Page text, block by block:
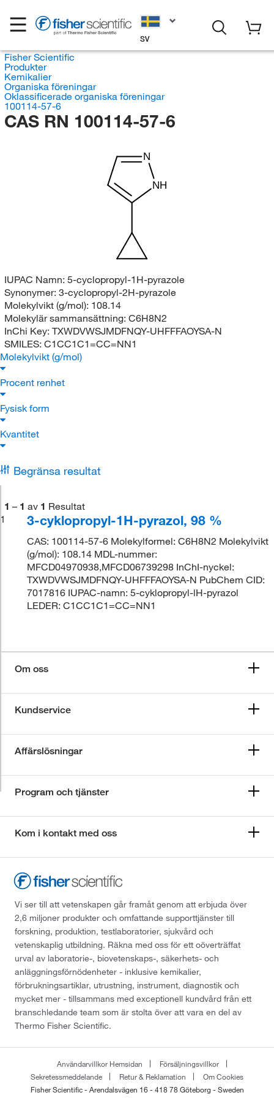
SV
Fisher Scientific
Produkter
Kemikalier
Organiska föreningar
Oklassificerade organiska föreningar
100114-57-6
CAS RN 100114-57-6
N
NH
IUPAC Namn: 5-cyclopropyl-1H-pyrazole
Synonymer: 3-cyclopropyl-2H-pyrazole
Molekylvikt (g/mol): 108.14
Molekylär sammansättning: C6H8N2
InChi Key: TXWDVWSJMDFNQY-UHFFFAOYSA-N
SMILES: C1CC1C1=CC=NN1
Molekylvikt (g/mol)
Procent renhet
Fysisk form
Kvantitet
Begränsa resultat
1 – 1 av 1 Resultat
1
3-cyklopropyl-1H-pyrazol, 98 %
CAS: 100114-57-6 Molekylformel: C6H8N2 Molekylvikt
(g/mol): 108.14 MDL-nummer:
MFCD04970938,MFCD06739298 InChI-nyckel:
TXWDVWSJMDFNQY-UHFFFAOYSA-N PubChem CID:
7017816 IUPAC-namn: 5-cyklopropyl-lH-pyrazol
LEDER: C1CC1C1=CC=NN1
Om oss
Kundservice
Affärslösningar
Program och tjänster
Kom i kontakt med oss
Vi ser till att vetenskapen går framåt genom att erbjuda över
2,6 miljoner produkter och omfattande supporttjänster till
forskning, produktion, testlaboratorier, sjukvård och
vetenskaplig utbildning. Räkna med oss för ett oöverträffat
urval av laboratorie-, biovetenskaps-, säkerhets- och
anläggningsförnödenheter - inklusive kemikalier,
förbrukningsartiklar, utrustning, instrument, diagnostik och
mycket mer - tillsammans med exceptionell kundvård från ett
branschledande team som är stolta över att vara en del av
Thermo Fisher Scientific.
Användarvillkor Hemsidan
Försäljningsvillkor
Sekretessmeddelande
Retur & Reklamation
Om Cookies
Fisher Scientific - Arendalsvägen 16 - 418 78 Göteborg - Sweden